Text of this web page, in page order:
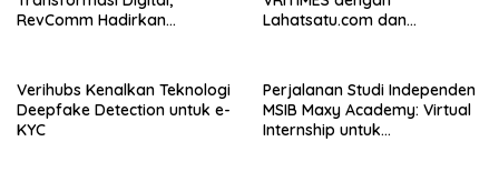
RevComm Hadirkan
Lahatsatu.com dan
Indonesia
Verihubs Kenalkan Teknologi
Deepfake Detection untuk e-
KYC
Perjalanan Studi Independen
MSIB Maxy Academy: Virtual
Internship untuk